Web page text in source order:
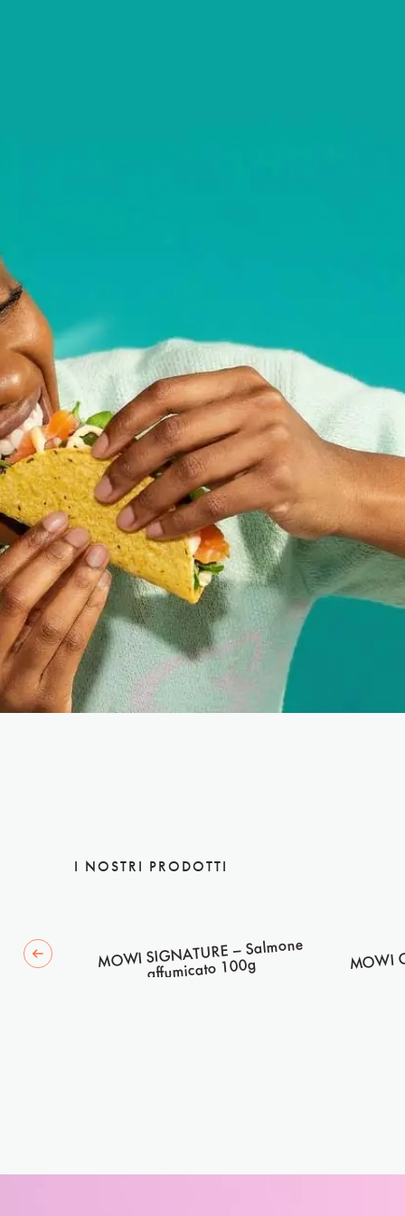
I NOSTRI PRODOTTI
slide MOWI SIGNATURE – Salmone
affumicato 100g MOWI